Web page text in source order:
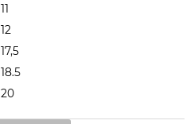
11
12
17,5
18.5
20